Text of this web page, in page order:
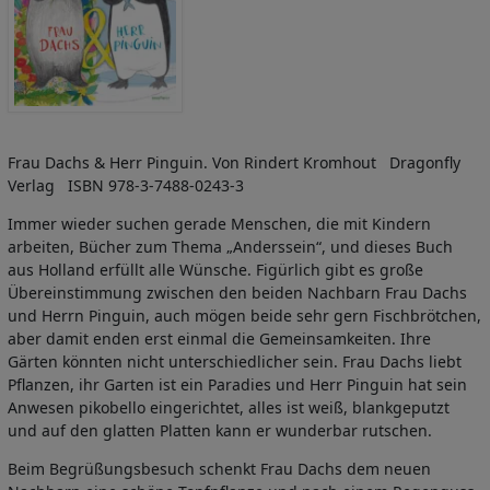
Frau Dachs & Herr Pinguin. Von Rindert Kromhout Dragonfly
Verlag ISBN 978-3-7488-0243-3
Immer wieder suchen gerade Menschen, die mit Kindern
arbeiten, Bücher zum Thema „Anderssein“, und dieses Buch
aus Holland erfüllt alle Wünsche. Figürlich gibt es große
Übereinstimmung zwischen den beiden Nachbarn Frau Dachs
und Herrn Pinguin, auch mögen beide sehr gern Fischbrötchen,
aber damit enden erst einmal die Gemeinsamkeiten. Ihre
Gärten könnten nicht unterschiedlicher sein. Frau Dachs liebt
Pflanzen, ihr Garten ist ein Paradies und Herr Pinguin hat sein
Anwesen pikobello eingerichtet, alles ist weiß, blankgeputzt
und auf den glatten Platten kann er wunderbar rutschen.
Beim Begrüßungsbesuch schenkt Frau Dachs dem neuen